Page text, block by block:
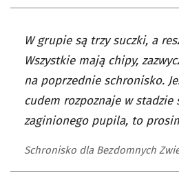
W grupie są trzy suczki, a
Wszystkie mają chipy,
na poprzednie schronisko.
cudem rozpoznaje w stadzie
zaginionego pupila, to
Schronisko dla Bezdomnych